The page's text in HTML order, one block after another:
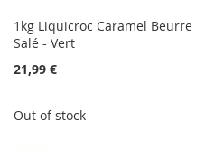
1kg Liquicroc Caramel Beurre
Salé - Vert
21,99 €
Out of stock